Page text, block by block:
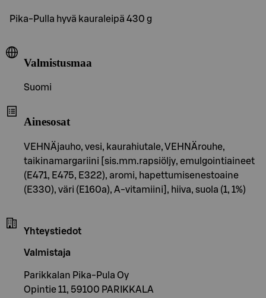
Pika-Pulla hyvä kauraleipä 430 g
Valmistusmaa
Suomi
Ainesosat
VEHNÄjauho, vesi, kaurahiutale, VEHNÄrouhe,
taikinamargariini [sis.mm.rapsiöljy, emulgointiaineet
(E471, E475, E322), aromi, hapettumisenestoaine
(E330), väri (E160a), A-vitamiini], hiiva, suola (1, 1%)
Yhteystiedot
Valmistaja
Parikkalan Pika-Pula Oy
Opintie 11, 59100 PARIKKALA